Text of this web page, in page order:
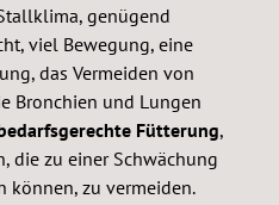
genügend
viel Bewegung, eine
das Vermeiden von
Bronchien und Lungen
Fütterung,
die zu einer Schwächung
können, zu vermeiden.